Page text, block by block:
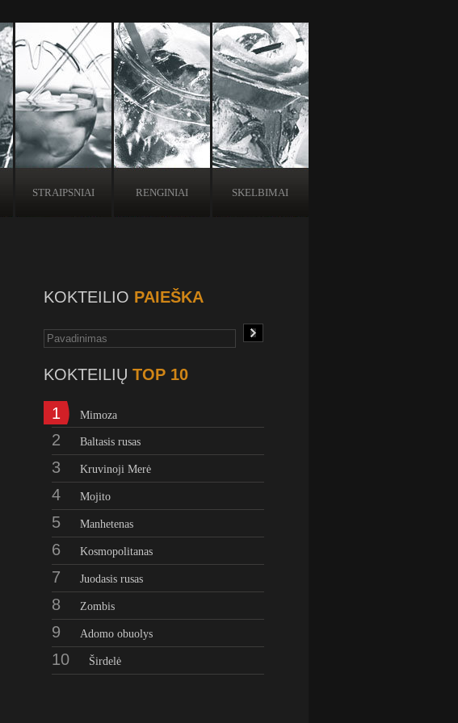
STRAIPSNIAI RENGINIAI SKELBIMAI
KOKTEILIO PAIEŠKA
KOKTEILIŲ TOP 10
1 Mimoza
2 Baltasis rusas
3 Kruvinoji Merė
4 Mojito
5 Manhetenas
6 Kosmopolitanas
7 Juodasis rusas
8 Zombis
9 Adomo obuolys
10 Širdelė